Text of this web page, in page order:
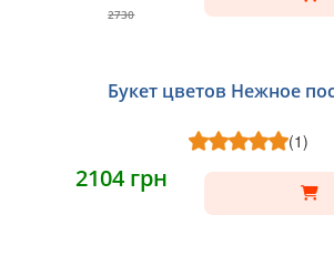
2730
Букет цветов Нежное
(1)
2104 грн